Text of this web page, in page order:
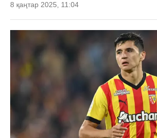
8 қаңтар 2025, 11:04